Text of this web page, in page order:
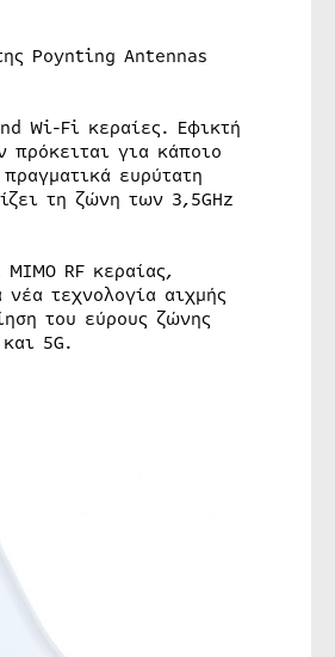
Poynting Antennas
Wi-Fi κεραίες. Εφικτή
για κάποιο
ευρύτατη
τη ζώνη των 3,5GHz
RF κεραίας,
τεχνολογία αιχμής
του εύρους ζώνης
5G.